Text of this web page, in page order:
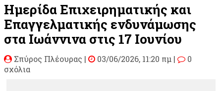
Ημερίδα Επιχειρηματικής και
Επαγγελματικής ενδυνάμωσης
στα Ιωάννινα στις 17 Ιουνίου
Σπύρος Πλέουρας | 03/06/2026, 11:20 πμ |
0
σχόλια